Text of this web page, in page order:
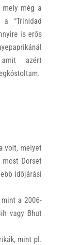
mely még a
“Trinidad
is erős
amit azért
volt, melyet
Dorset
időjárási
a 2006-
vagy Bhut
mint pl.